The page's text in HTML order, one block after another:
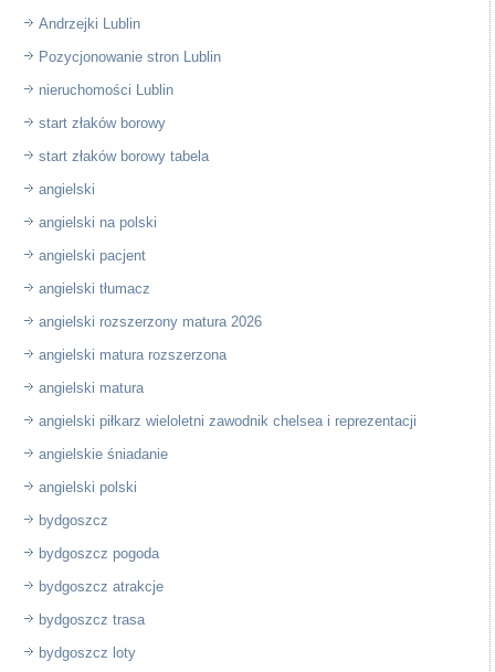
Andrzejki Lublin
Pozycjonowanie stron Lublin
nieruchomości Lublin
start złaków borowy
start złaków borowy tabela
angielski
angielski na polski
angielski pacjent
angielski tłumacz
angielski rozszerzony matura 2026
angielski matura rozszerzona
angielski matura
angielski piłkarz wieloletni zawodnik chelsea i reprezentacji
angielskie śniadanie
angielski polski
bydgoszcz
bydgoszcz pogoda
bydgoszcz atrakcje
bydgoszcz trasa
bydgoszcz loty